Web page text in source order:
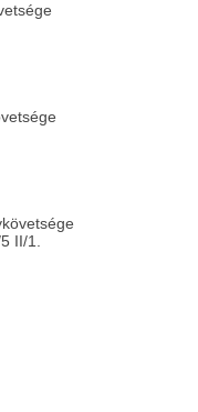
II/1.